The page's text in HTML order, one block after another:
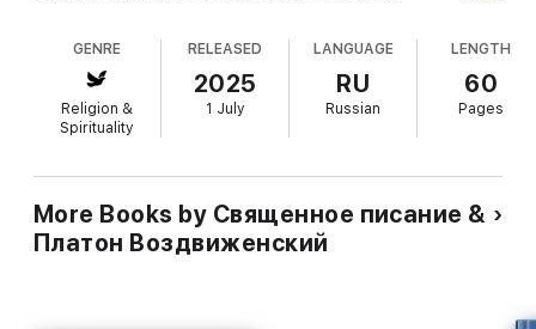
Для среднего школьного возраста.
В формате PDF A4 сохранён издательский дизайн.
GENRE
Religion &
Spirituality
RELEASED
2025
1 July
LANGUAGE
RU
Russian
LENGTH
60
Pages
More Books by Священное писание &
Платон Воздвиженский